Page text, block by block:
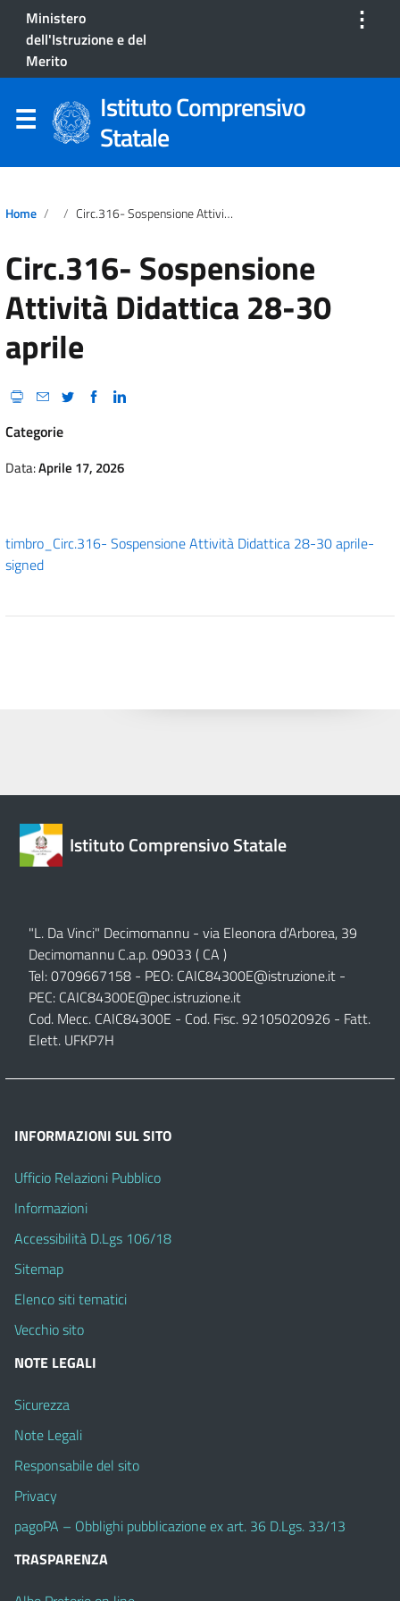
Ministero
dell'Istruzione e del
Merito
⋮
Istituto Comprensivo
Statale
Home Circ.316- Sospensione Attività Didattica 28-30 Aprile
Circ.316- Sospensione
Attività Didattica 28-30
aprile
Categorie
Data:Aprile 17, 2026
timbro_Circ.316- Sospensione Attività Didattica 28-30 aprile-
signed
Istituto Comprensivo Statale
"L. Da Vinci" Decimomannu - via Eleonora d'Arborea, 39
Decimomannu C.a.p. 09033 ( CA )
Tel: 0709667158 - PEO: CAIC84300E@istruzione.it -
PEC: CAIC84300E@pec.istruzione.it
Cod. Mecc. CAIC84300E - Cod. Fisc. 92105020926 - Fatt.
Elett. UFKP7H
INFORMAZIONI SUL SITO
Ufficio Relazioni Pubblico
Informazioni
Accessibilità D.Lgs 106/18
Sitemap
Elenco siti tematici
Vecchio sito
NOTE LEGALI
Sicurezza
Note Legali
Responsabile del sito
Privacy
pagoPA – Obblighi pubblicazione ex art. 36 D.Lgs. 33/13
TRASPARENZA